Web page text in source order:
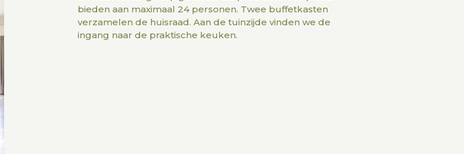
bieden aan maximaal 24 personen. Twee buffetkasten
verzamelen de huisraad. Aan de tuinzijde vinden we de
ingang naar de praktische keuken.